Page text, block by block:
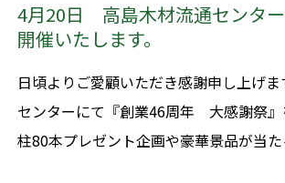
4月20日 高島木材流通センタ
開催いたします。
日頃よりご愛顧いただき感謝申し上げます。 来る4月20に高島木
センターにて『創業46周年 大感謝祭』
柱80本プレゼント企画や豪華景品が当